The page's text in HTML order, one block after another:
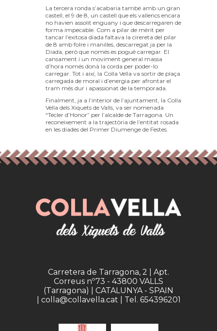
La tercera ronda s’acabaria també amb un gran
castell, el 9 de 8, un castell que els vallencs encara
no havien assolit enguany i que descarregaren de
forma impecable. Com a pilar de mèrit per
tancar l’exitosa diada faltava la cirereta del pilar
de 8 amb folre i manilles, descarregat ja per la
Diada, però que només es pogué carregar. El
cansament i un moviment general massa
d’hora només donà la corda per poder-lo
carregar. Tot i així, la Colla Vella va sortir de plaça
carregada de moral i d’energia per afrontar el
tram més dur i apassionat de la temporada.
Finalment, ja a l’interior de l’ajuntament, la Colla
Vella dels Xiquets de Valls, va ser nomenada
“Tecler d’Honor” per l’alcalde de Tarragona. Un
reconeixement a la trajectòria de l’entitat rosada
en les diades del Primer Diumenge de Festes.
Carretera de Tarragona, 2 | Apt.
Correus nº73 - 43800 VALLS
(Tarragona) | CATALUNYA - SPAIN
| colla@collavella.cat | Tel. 654396201